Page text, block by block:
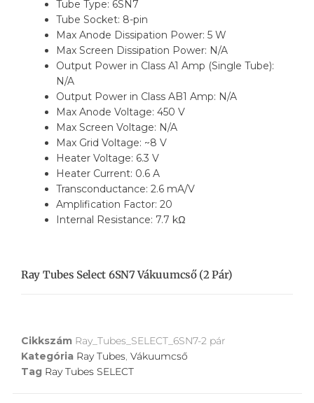
Tube Type: 6SN7
Tube Socket: 8-pin
Max Anode Dissipation Power: 5 W
Max Screen Dissipation Power: N/A
Output Power in Class A1 Amp (Single Tube):
N/A
Output Power in Class AB1 Amp: N/A
Max Anode Voltage: 450 V
Max Screen Voltage: N/A
Max Grid Voltage: ~8 V
Heater Voltage: 6.3 V
Heater Current: 0.6 A
Transconductance: 2.6 mA/V
Amplification Factor: 20
Internal Resistance: 7.7 kΩ
Ray Tubes Select 6SN7 Vákuumcső (2 Pár)
Cikkszám Ray_Tubes_SELECT_6SN7-2 pár
Kategória Ray Tubes, Vákuumcső
Tag Ray Tubes SELECT